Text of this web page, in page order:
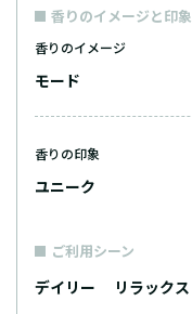
香りのイメージと印象
香りのイメージ
モード
香りの印象
ユニーク
ご利用シーン
デイリー リラックス